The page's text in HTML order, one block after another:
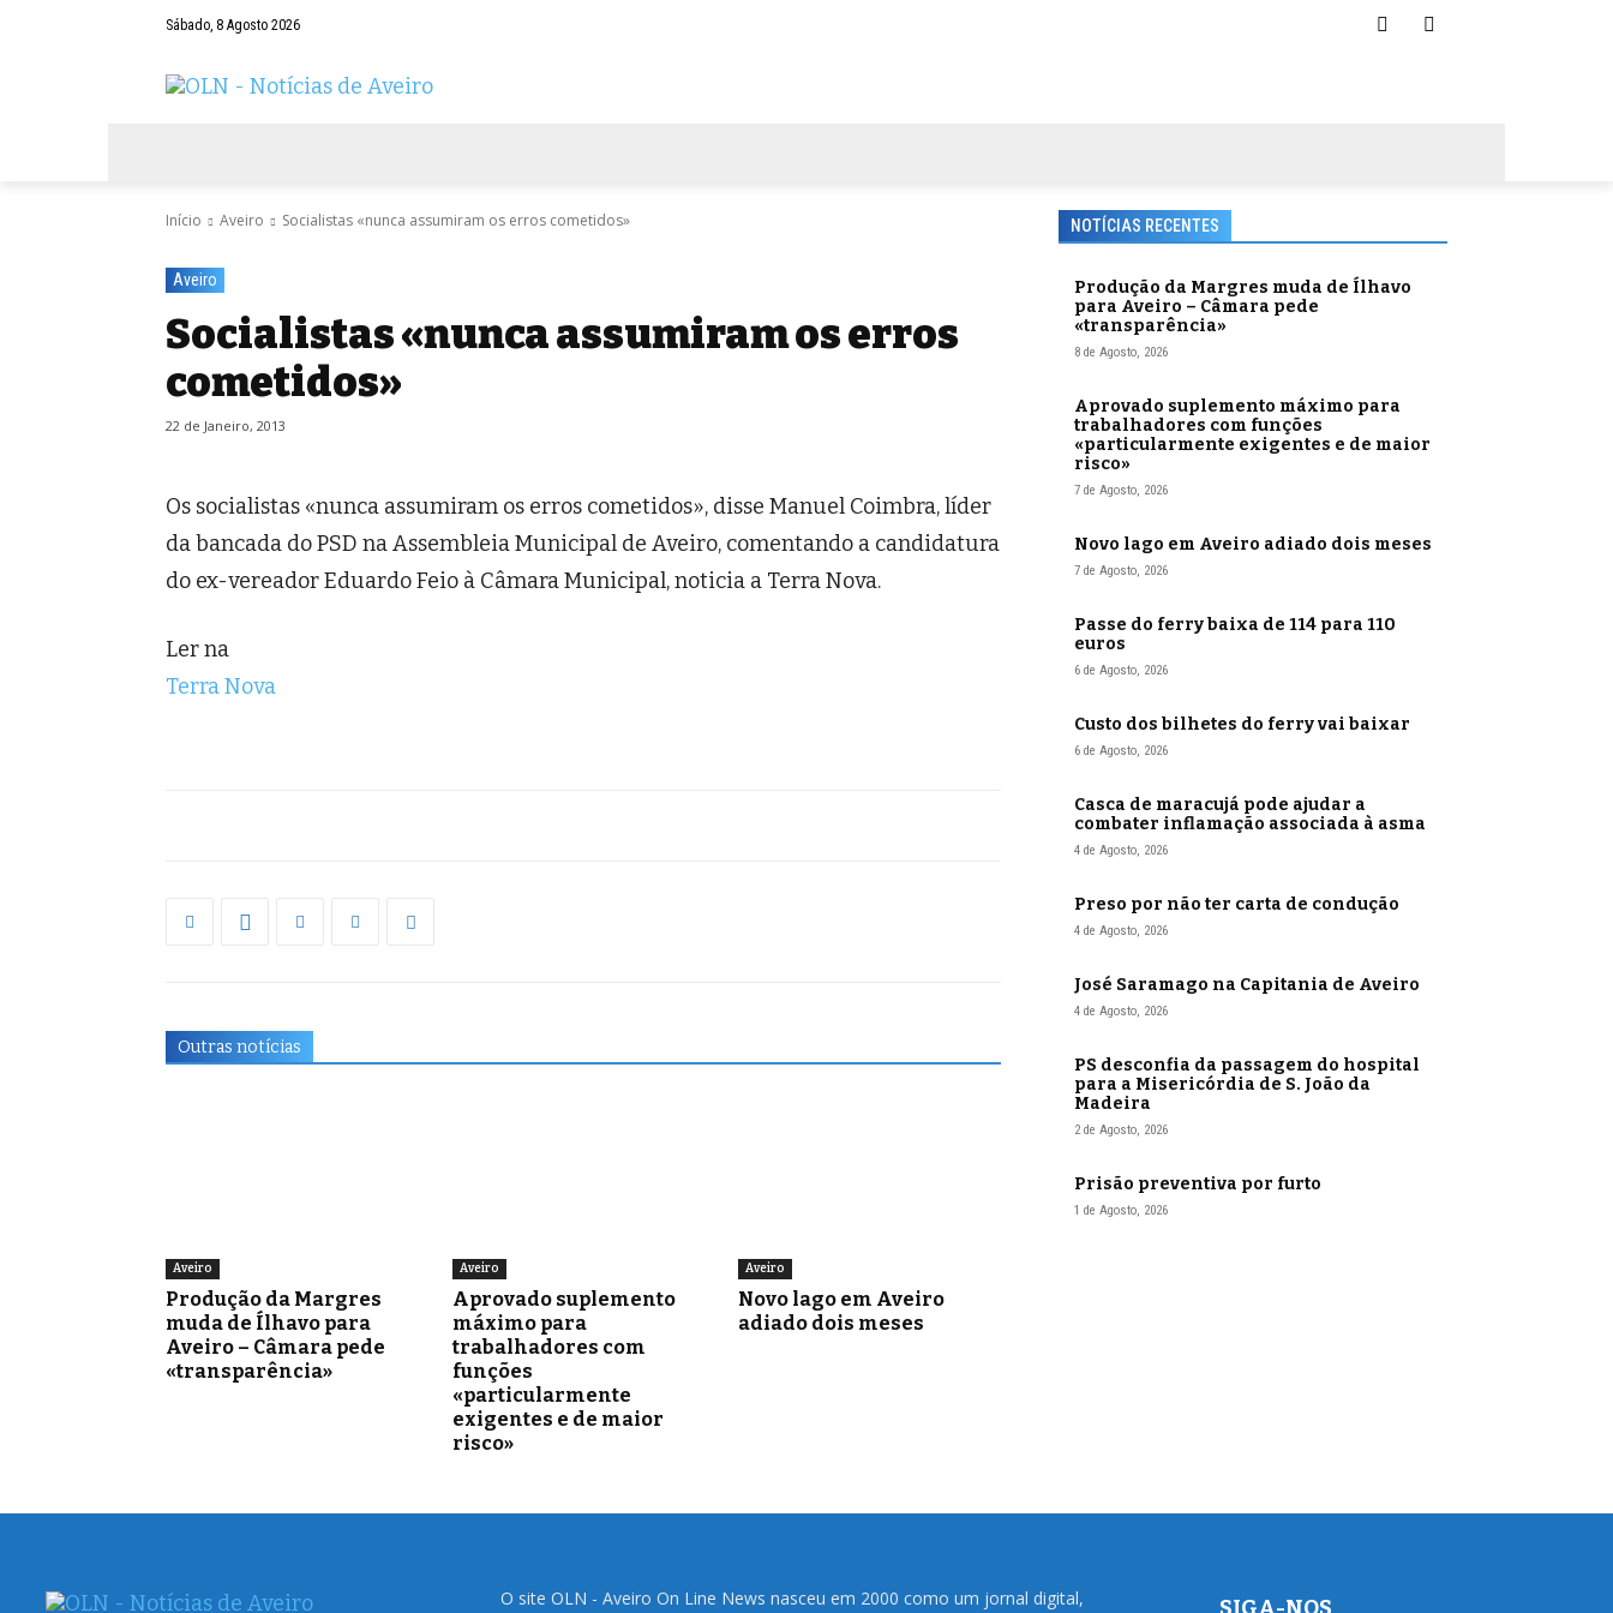
Sábado, 8 Agosto 2026
Início Aveiro Socialistas «nunca assumiram os erros cometidos»
Aveiro
Socialistas «nunca assumiram os erros
cometidos»
22 de Janeiro, 2013
Os socialistas «nunca assumiram os erros cometidos», disse Manuel Coimbra, líder
da bancada do PSD na Assembleia Municipal de Aveiro, comentando a candidatura
do ex-vereador Eduardo Feio à Câmara Municipal, noticia a Terra Nova.
Ler na
Terra Nova
Outras notícias
Aveiro
Produção da Margres
muda de Ílhavo para
Aveiro – Câmara pede
«transparência»
Aveiro
Aprovado suplemento
máximo para
trabalhadores com
funções
«particularmente
exigentes e de maior
risco»
Aveiro
Novo lago em Aveiro
adiado dois meses
NOTÍCIAS RECENTES
Produção da Margres muda de Ílhavo
para Aveiro – Câmara pede
«transparência»
8 de Agosto, 2026
Aprovado suplemento máximo para
trabalhadores com funções
«particularmente exigentes e de maior
risco»
7 de Agosto, 2026
Novo lago em Aveiro adiado dois meses
7 de Agosto, 2026
Passe do ferry baixa de 114 para 110
euros
6 de Agosto, 2026
Custo dos bilhetes do ferry vai baixar
6 de Agosto, 2026
Casca de maracujá pode ajudar a
combater inflamação associada à asma
4 de Agosto, 2026
Preso por não ter carta de condução
4 de Agosto, 2026
José Saramago na Capitania de Aveiro
4 de Agosto, 2026
PS desconfia da passagem do hospital
para a Misericórdia de S. João da
Madeira
2 de Agosto, 2026
Prisão preventiva por furto
1 de Agosto, 2026
O site OLN - Aveiro On Line News nasceu em 2000 como um jornal digital,
SIGA-NOS